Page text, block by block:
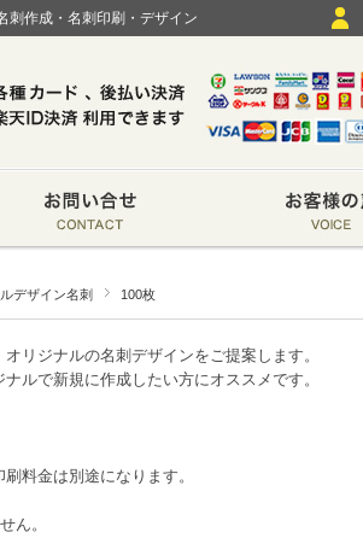
刺作成・名刺印刷・デザイン
デザイン名刺 100枚
リジナルの名刺デザインをご提案します。
ルで新規に作成したい方にオススメです。
料金は別途になります。
ん。